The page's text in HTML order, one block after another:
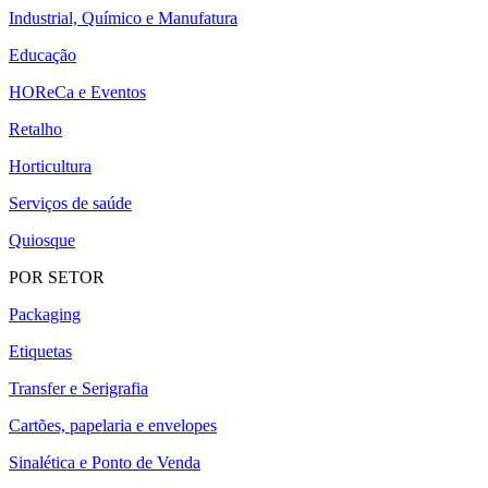
Industrial, Químico e Manufatura
Educação
HOReCa e Eventos
Retalho
Horticultura
Serviços de saúde
Quiosque
POR SETOR
Packaging
Etiquetas
Transfer e Serigrafia
Cartões, papelaria e envelopes
Sinalética e Ponto de Venda